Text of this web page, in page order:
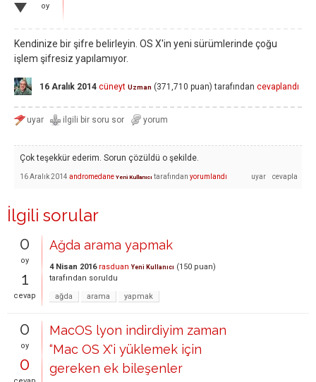
oy
Kendinize bir şifre belirleyin. OS X'in yeni sürümlerinde çoğu
işlem şifresiz yapılamıyor.
16 Aralık 2014 cüneyt Uzman (371,710 puan) tarafından cevaplandı
Çok teşekkür ederim. Sorun çözüldü o şekilde.
16 Aralık 2014 andromedane Yeni Kullanıcı tarafından yorumlandı
İlgili sorular
0
oy
1
cevap
Ağda arama yapmak
4 Nisan 2016 rasduan Yeni Kullanıcı (150 puan)
tarafından soruldu
ağda
arama yapmak
0
oy
0
MacOS lyon indirdiyim zaman
“Mac OS X'i yüklemek için
gereken ek bileşenler